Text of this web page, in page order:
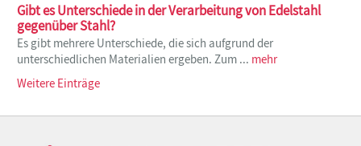
Gibt es Unterschiede in der Verarbeitung von Edelstahl
gegenüber Stahl?
Es gibt mehrere Unterschiede, die sich aufgrund der
unterschiedlichen Materialien ergeben. Zum ... mehr
Weitere Einträge